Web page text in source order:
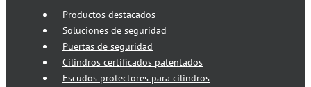
Productos destacados
Soluciones de seguridad
Puertas de seguridad
Cilindros certificados patentados
Escudos protectores para cilindros